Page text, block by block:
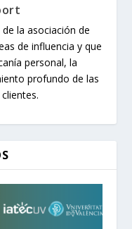
la asociación de
de influencia y que
personal, la
profundo de las